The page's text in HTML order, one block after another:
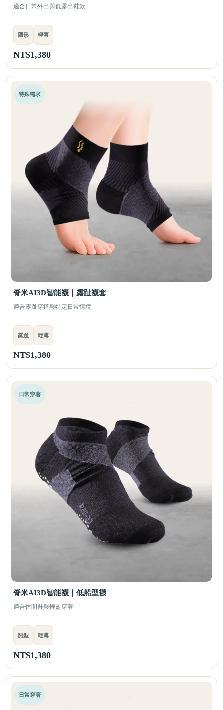
適合日常外出與低露出鞋款
隱形 輕薄
NT$1,380
特殊需求
脊米AI3D智能襪｜露趾襪套
適合露趾穿搭與特定日常情境
露趾 輕薄
NT$1,380
日常穿著
脊米AI3D智能襪｜低船型襪
適合休間鞋與輕盈穿著
船型 輕薄
NT$1,380
日常穿著